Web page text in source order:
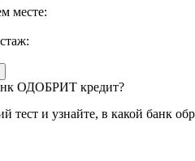
месте:
ОДОБРИТ кредит?
тест и узнайте, в какой банк